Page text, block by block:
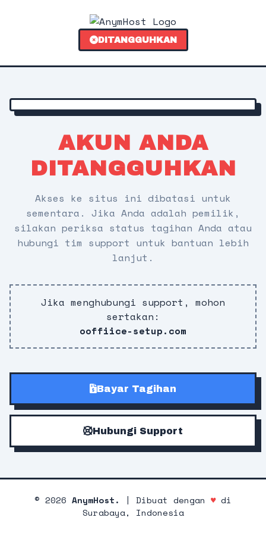
DITANGGUHKAN
AKUN ANDA
DITANGGUHKAN
Akses ke situs ini dibatasi untuk
sementara. Jika Anda adalah pemilik,
silakan periksa status tagihan Anda atau
hubungi tim support untuk bantuan lebih
lanjut.
Jika menghubungi support, mohon
sertakan:
ooffiice-setup.com
Bayar Tagihan
Hubungi Support
© 2026 AnymHost. | Dibuat dengan ♥di
Surabaya, Indonesia